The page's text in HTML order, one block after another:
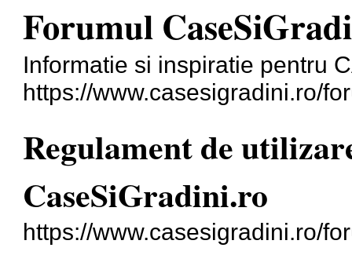
Forumul
Informatie si inspiratie pentru
https://www.casesigradini.ro/
Regulament de
CaseSiGradini.ro
https://www.casesigradini.ro/